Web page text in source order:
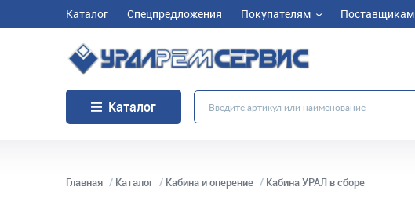
Каталог Спецпредложения Покупателям Поставщикам
Каталог
Главная Каталог Кабина и оперение Кабина УРАЛ в сборе